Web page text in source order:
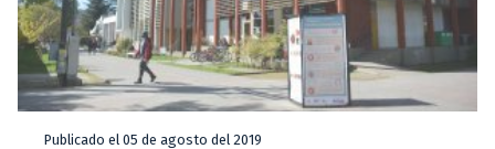
Publicado el 05 de agosto del 2019